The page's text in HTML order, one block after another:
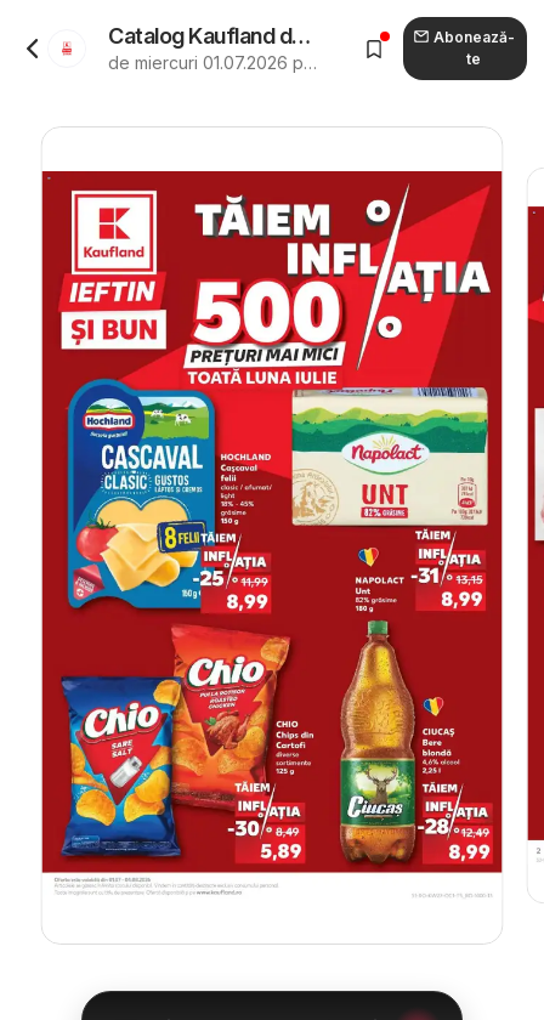
Catalog Kaufland de la 01.07.2026 - Revista "Kaufland Târgu Mureș"
de miercuri 01.07.2026 până marți 04.08.2026
Abonează-
te